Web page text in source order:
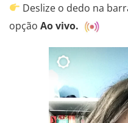
Deslize o dedo na
opção Ao vivo.